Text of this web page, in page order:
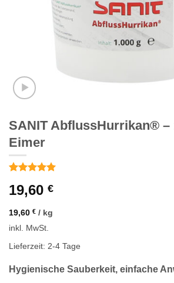
SANIT AbflussHurrikan® –
Eimer
mit5von
5, basierend
auf
Kundenbewertung
19,60 €
19,60 € / kg
inkl. MwSt.
Lieferzeit: 2-4 Tage
Hygienische Sauberkeit, einfache